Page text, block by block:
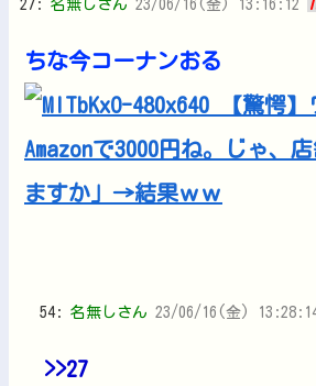
27: 名無しさん 23/06/16(金) 13:16:12
ちな今コーナンおる
54: 名無しさん 23/06/16(金)
>>27